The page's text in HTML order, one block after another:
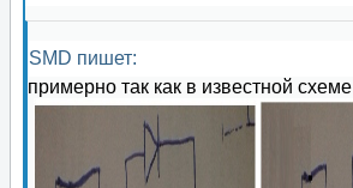
SMD пишет:
примерно так как в известной схеме